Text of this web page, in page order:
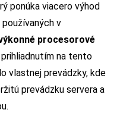
ponúka viacero výhod
v
procesorové
na tento
vlastnej prevádzky, kde
prevádzku servera a